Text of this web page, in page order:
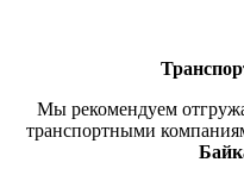
Мы рекомендуем
транспортными